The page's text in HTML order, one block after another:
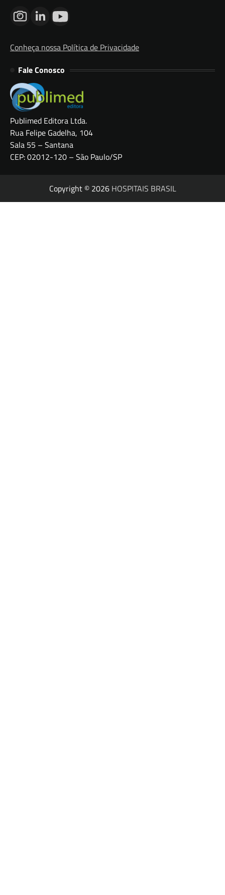
Conheça nossa Política de Privacidade
Fale Conosco
Publimed Editora Ltda.
Rua Felipe Gadelha, 104
Sala 55 – Santana
CEP: 02012-120 – São Paulo/SP
Copyright © 2026 HOSPITAIS BRASIL